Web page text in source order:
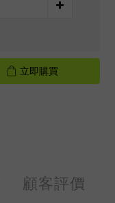
立即購買
顧客評價